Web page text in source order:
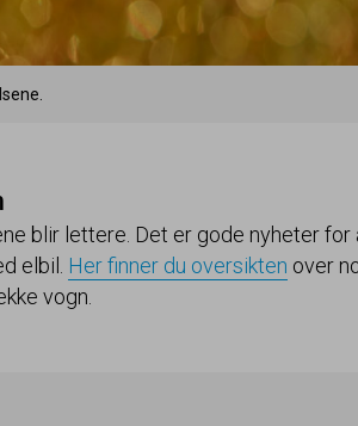
blir lettere. Det er gode nyheter
elbil. Her finner du oversikten over
vogn.